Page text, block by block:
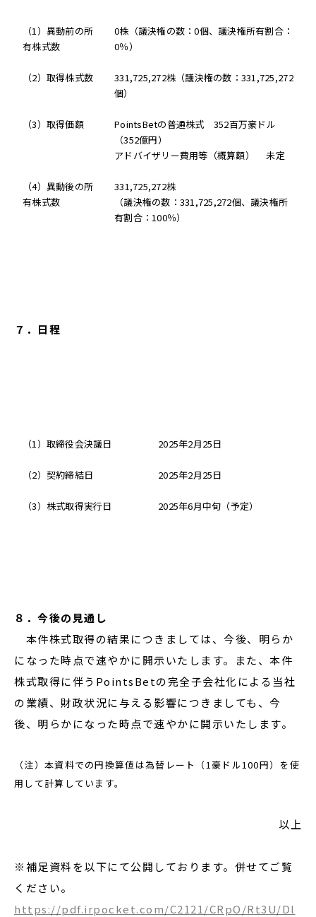
（1）異動前の所
有株式数
0株（議決権の数：0個、議決権所有割合：
0％）
（2）取得株式数
331,725,272株（議決権の数：331,725,272
個）
（3）取得価額
PointsBetの普通株式 352百万豪ドル
（352億円）
アドバイザリー費用等（概算額） 未定
（4）異動後の所
有株式数
331,725,272株
（議決権の数：331,725,272個、議決権所
有割合：100％）
７．日程
（1）取締役会決議日 2025年2月25日
（2）契約締結日 2025年2月25日
（3）株式取得実行日 2025年6月中旬（予定）
８．今後の見通し
本件株式取得の結果につきましては、今後、明らか
になった時点で速やかに開示いたします。また、本件
株式取得に伴うPointsBetの完全子会社化による当社
の業績、財政状況に与える影響につきましても、今
後、明らかになった時点で速やかに開示いたします。
（注）本資料での円換算値は為替レート（1豪ドル100円）を使
用して計算しています。
以上
※補足資料を以下にて公開しております。併せてご覧
ください。
https://pdf.irpocket.com/C2121/CRpO/Rt3U/Dl